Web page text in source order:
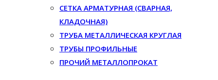
СЕТКА АРМАТУРНАЯ (СВАРНАЯ,
КЛАДОЧНАЯ)
ТРУБА МЕТАЛЛИЧЕСКАЯ КРУГЛАЯ
ТРУБЫ ПРОФИЛЬНЫЕ
ПРОЧИЙ МЕТАЛЛОПРОКАТ